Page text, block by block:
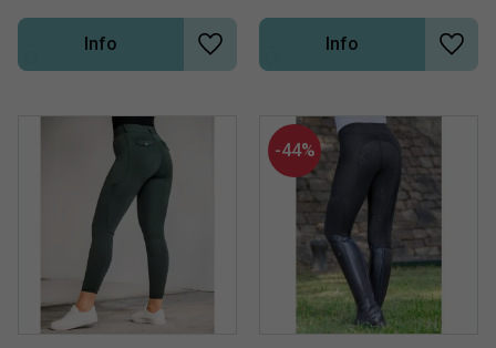
Lägg till i önskelista
Info
Lägg
Info
44%